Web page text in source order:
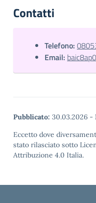
Contatti
Telefono:
Email:
Pubblicato: 30.03.2026 -
Eccetto dove
stato rilasciato sotto
Attribuzione 4.0 Italia.